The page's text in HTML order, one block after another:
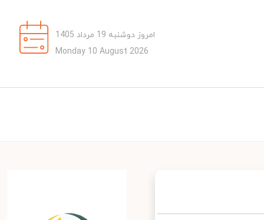
امروز دوشنبه 19 مرداد 1405
Monday 10 August 2026